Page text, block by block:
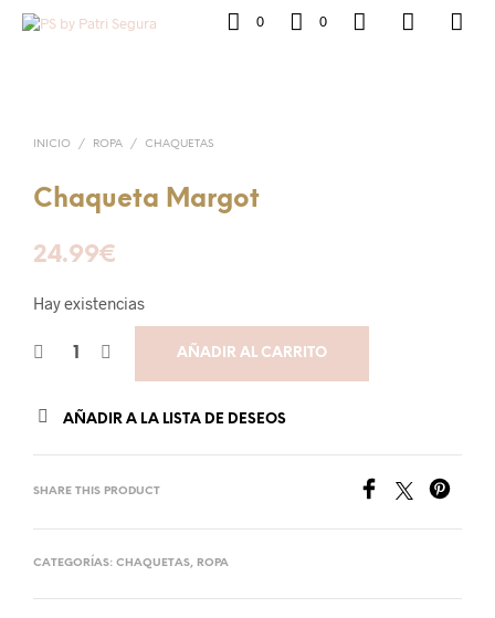
0 0
INICIO / ROPA / CHAQUETAS
Chaqueta Margot
24.99€
Hay existencias
AÑADIR AL CARRITO
AÑADIR A LA LISTA DE DESEOS
SHARE THIS PRODUCT
CATEGORÍAS: CHAQUETAS, ROPA